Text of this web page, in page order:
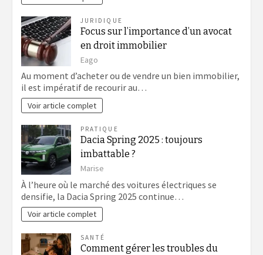
JURIDIQUE
Focus sur l’importance d’un avocat
en droit immobilier
Eago
Au moment d’acheter ou de vendre un bien immobilier,
il est impératif de recourir au…
Voir article complet
PRATIQUE
Dacia Spring 2025 : toujours
imbattable ?
Marise
À l’heure où le marché des voitures électriques se
densifie, la Dacia Spring 2025 continue…
Voir article complet
SANTÉ
Comment gérer les troubles du